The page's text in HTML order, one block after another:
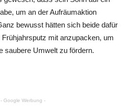
um an der Aufräumaktion
bewusst hätten sich beide dafür
mit anzupacken, um
saubere Umwelt zu fördern.
- Google Werbung -